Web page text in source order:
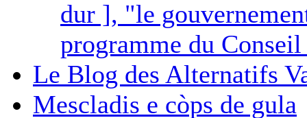
dur ], "le
programme du
Le Blog des Alternatifs
Mescladis e còps de gula